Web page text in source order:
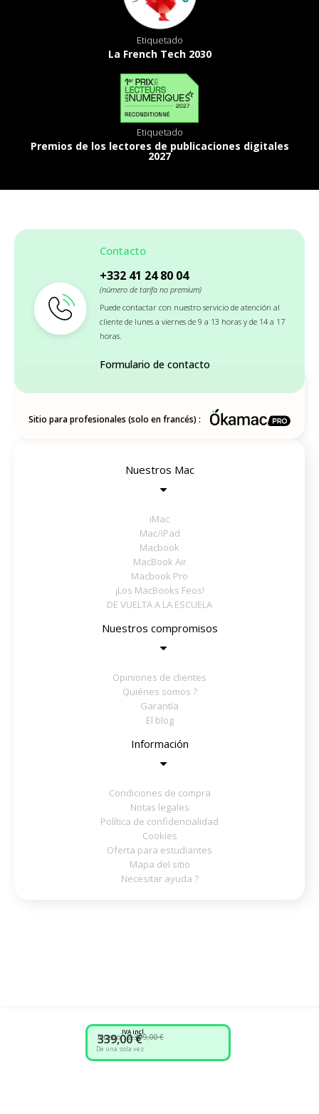
Nuevo :2.399,00 €
339,00 €
IVA incl.
De una sola vez
Etiquetado
La French Tech 2030
Etiquetado
Premios de los lectores de publicaciones digitales
2027
Contacto
+332 41 24 80 04
(número de tarifa no premium)
Puede contactar con nuestro servicio de atención al
cliente de lunes a viernes de 9 a 13 horas y de 14 a 17
horas.
Formulario de contacto
Sitio para profesionales (solo en francés) :
Nuestros Mac
iMac
Mac/iPad
Macbook
MacBook Air
Macbook Pro
¡Los MacBooks Feos!
DE VUELTA A LA ESCUELA
Nuestros compromisos
Opiniones de clientes
Quiénes somos ?
Garantía
El blog
Información
Condiciones de compra
Notas legales
Política de confidencialidad
Cookies
Oferta para estudiantes
Mapa del sitio
Necesitar ayuda ?